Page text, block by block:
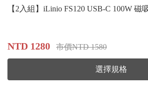
【2入組】iLinio FS120 USB-C 100W 磁
NTD 1280 市價NTD 1580
選擇規格